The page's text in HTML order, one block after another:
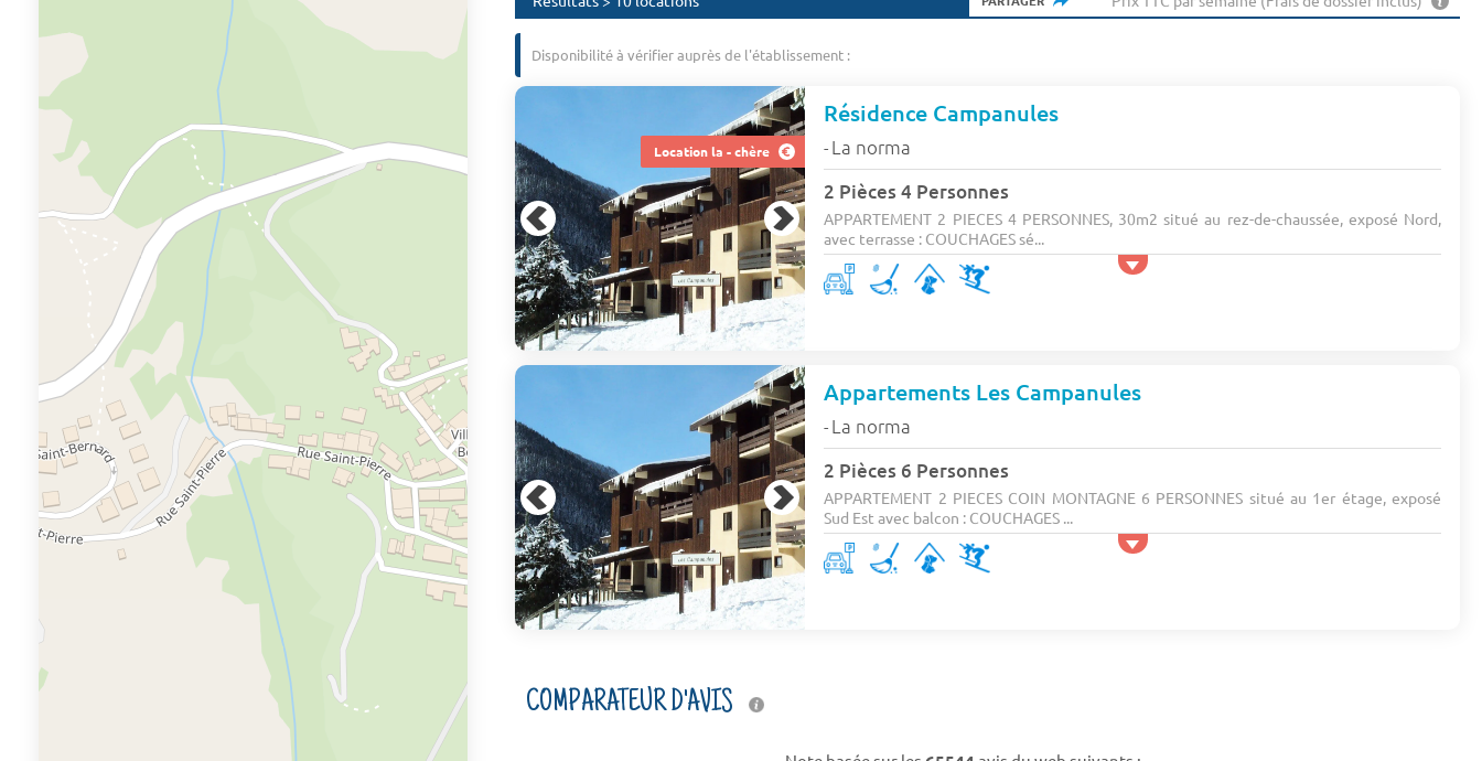
Disponibilité à vérifier auprès de l'établissement :
Location la - chère
Résidence Campanules
- La norma
2 Pièces 4 Personnes
APPARTEMENT 2 PIECES 4 PERSONNES, 30m2 situé au rez-de-chaussée, exposé Nord,
avec terrasse : COUCHAGES sé...
Appartements Les Campanules
- La norma
2 Pièces 6 Personnes
APPARTEMENT 2 PIECES COIN MONTAGNE 6 PERSONNES situé au 1er étage, exposé
Sud Est avec balcon : COUCHAGES ...
COMPARATEUR D'AVIS